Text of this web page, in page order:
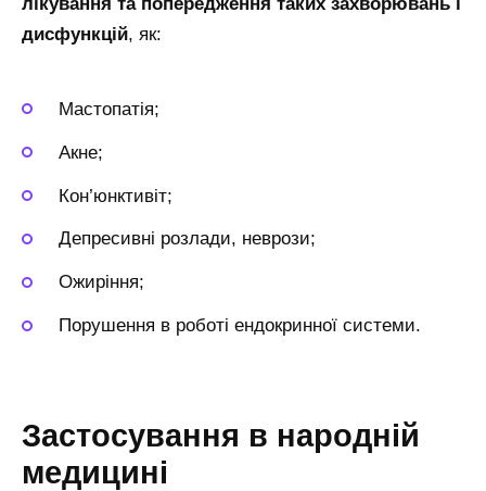
дисфункцій, як:
Мастопатія;
Акне;
Кон’юнктивіт;
Депресивні розлади, неврози;
Ожиріння;
Порушення в роботі ендокринної системи.
Застосування в народній
медицині